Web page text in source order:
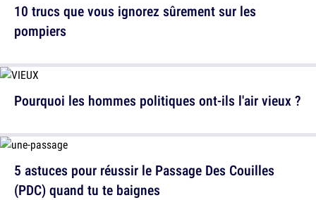
10 trucs que vous ignorez sûrement sur les
pompiers
5 astuces pour réussir le Passage Des Couilles
(PDC) quand tu te baignes
Pourquoi les hommes politiques ont-ils l'air vieux ?